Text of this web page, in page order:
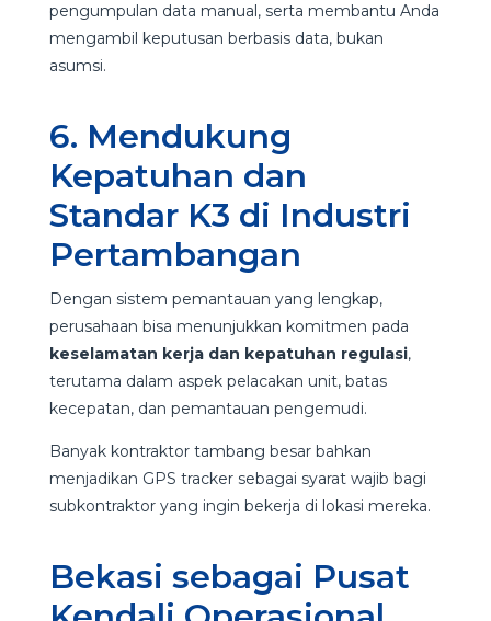
pengumpulan data manual, serta membantu Anda
mengambil keputusan berbasis data, bukan
asumsi.
6. Mendukung
Kepatuhan dan
Standar K3 di Industri
Pertambangan
Dengan sistem pemantauan yang lengkap,
perusahaan bisa menunjukkan komitmen pada
keselamatan kerja dan kepatuhan regulasi,
terutama dalam aspek pelacakan unit, batas
kecepatan, dan pemantauan pengemudi.
Banyak kontraktor tambang besar bahkan
menjadikan GPS tracker sebagai syarat wajib bagi
subkontraktor yang ingin bekerja di lokasi mereka.
Bekasi sebagai Pusat